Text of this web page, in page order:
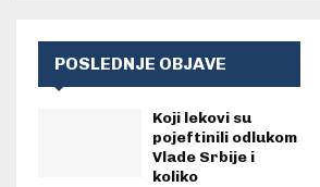
POSLEDNJE OBJAVE
Koji lekovi su
pojeftinili odlukom
Vlade Srbije i
koliko